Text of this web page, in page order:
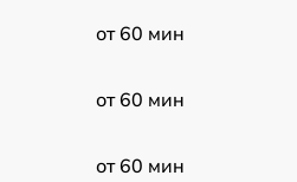
от 60 мин
от 60 мин
от 60 мин